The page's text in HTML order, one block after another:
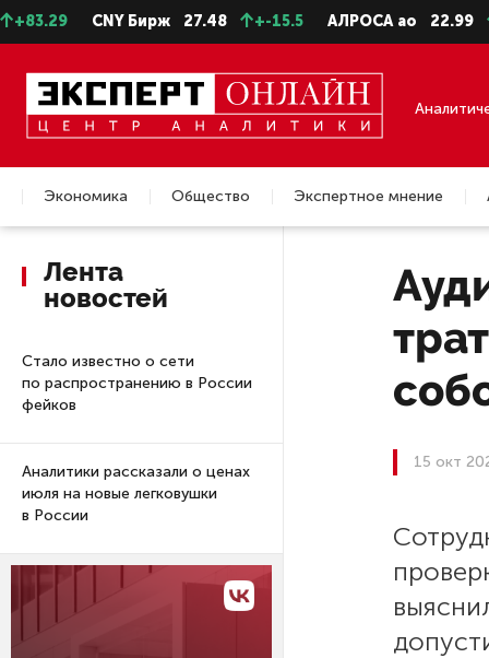
CNY Бирж 27.48 +-15.5 АЛРОСА ао 22.99
Экономика Общество Экспертное мнение
Недвижимость
Лента
новостей
Стало известно о сети
по распространению в России
фейков
Аналитики рассказали о ценах
июля на новые легковушки
в России
15 окт